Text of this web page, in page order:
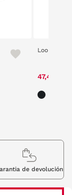
Loom 2201
47,40 €
de devolución